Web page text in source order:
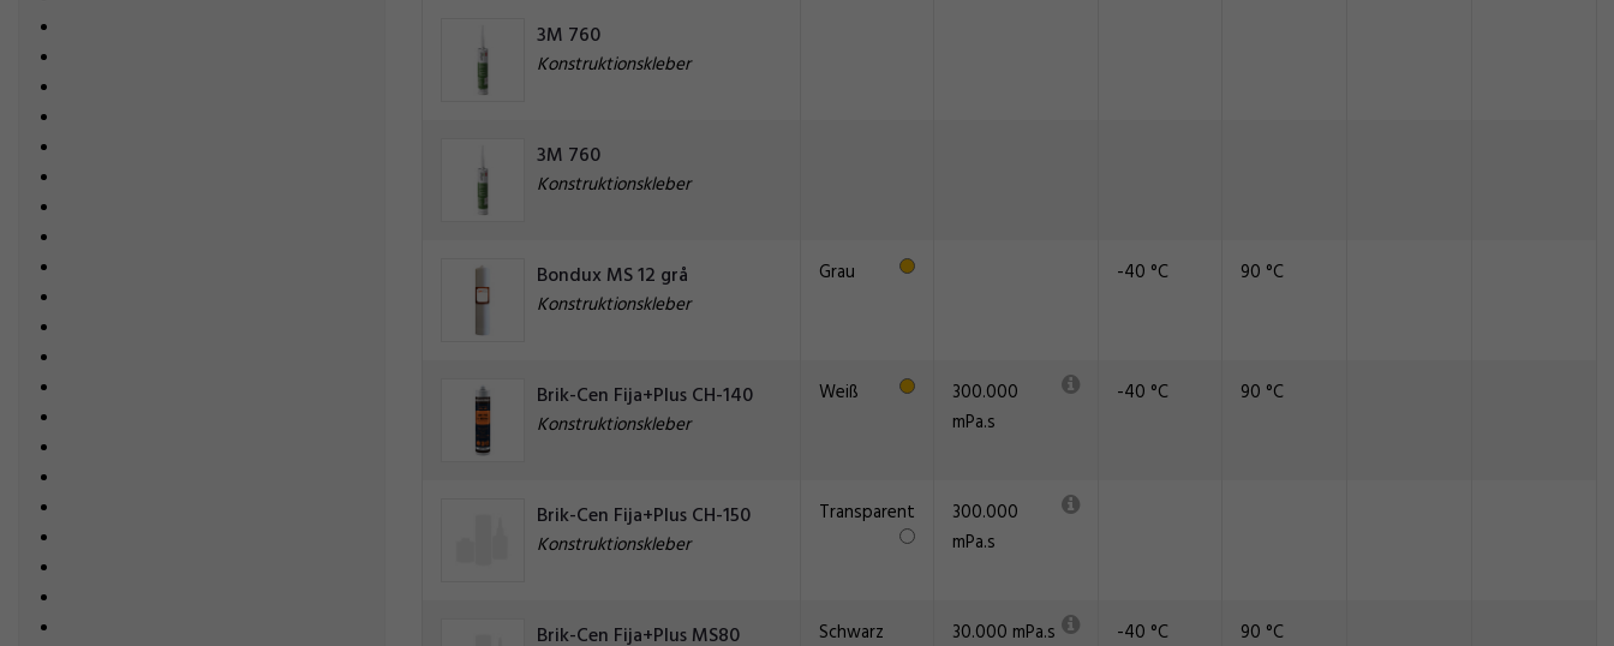
3M 760
Konstruktionskleber
3M 760
Konstruktionskleber
Bondux MS 12 grå
Konstruktionskleber
Grau -40 °C 90 °C
Brik-Cen Fija+Plus CH-140
Konstruktionskleber
Weiß
300.000
mPa.s
-40 °C 90 °C
Brik-Cen Fija+Plus CH-150
Konstruktionskleber
Transparent
300.000
mPa.s
Brik-Cen Fija+Plus MS80 Schwarz 30.000 mPa.s -40 °C 90 °C